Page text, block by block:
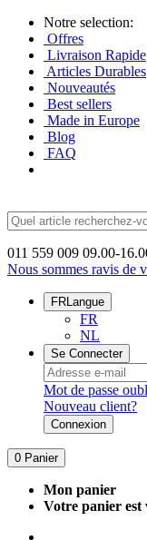
Notre selection:
Offres
Livraison Rapide
Articles Durables
Nouveautés
Best sellers
Made in Europe
Blog
FAQ
011 559 009 09.00-
Nous sommes ravis de
FRLangue
FR
NL
Se Connecter
Mot de passe
Nouveau client?
Connexion
0 Panier
Mon panier
Votre panier est